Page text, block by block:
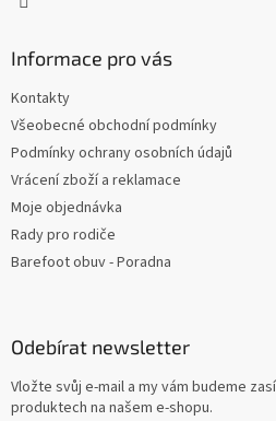
Informace pro vás
Kontakty
Všeobecné obchodní podmínky
Podmínky ochrany osobních údajů
Vrácení zboží a reklamace
Moje objednávka
Rady pro rodiče
Barefoot obuv - Poradna
Odebírat newsletter
Vložte svůj e-mail a my vám budeme
produktech na našem e-shopu.